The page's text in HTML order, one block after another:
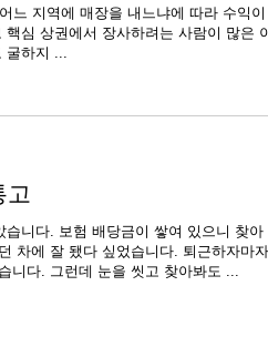
느 지역에 매장을 내느냐에 따라 수익이
심 상권에서 장사하려는 사람이 많은
고
니다. 보험 배당금이 쌓여 있으니 찾아
차에 잘 됐다 싶었습니다. 퇴근하자마자